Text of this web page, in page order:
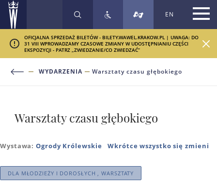
SZUKAJ EN
OFICJALNA SPRZEDAŻ BILETÓW - BILETY.WAWEL.KRAKOW.PL | UWAGA: DO
31 VIII WPROWADZAMY CZASOWE ZMIANY W UDOSTĘPNIANIU CZĘŚCI
EKSPOZYCJI - PATRZ „ZWIEDZANIE/CO ZWIEDZAĆ”
WYDARZENIA Warsztaty czasu głębokiego
Warsztaty czasu głębokiego
Wystawa:Ogrody Królewskie Wkrótce wszystko się zmieni
DLA MŁODZIEŻY I DOROSŁYCH , WARSZTATY